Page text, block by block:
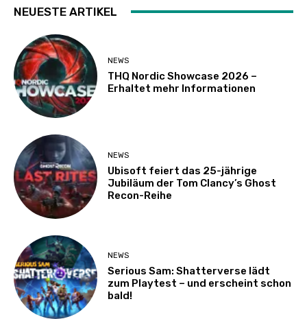
NEUESTE ARTIKEL
NEWS
THQ Nordic Showcase 2026 –
Erhaltet mehr Informationen
NEWS
Ubisoft feiert das 25-jährige
Jubiläum der Tom Clancy’s Ghost
Recon-Reihe
NEWS
Serious Sam: Shatterverse lädt
zum Playtest – und erscheint schon
bald!